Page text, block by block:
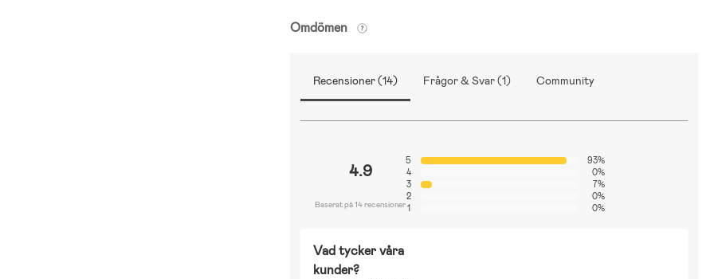
Omdömen
Recensioner (14) Frågor & Svar (1) Community
4.9
Baserat på 14 recensioner
5
93%
4
0%
3
7%
2
0%
1
0%
Vad tycker våra
kunder?